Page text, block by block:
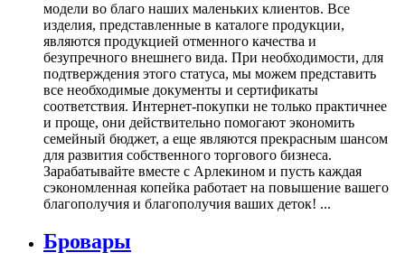
модели во благо наших маленьких клиентов. Все
изделия, представленные в каталоге продукции,
являются продукцией отменного качества и
безупречного внешнего вида. При необходимости, для
подтверждения этого статуса, мы можем представить
все необходимые документы и сертификаты
соответствия. Интернет-покупки не только практичнее
и проще, они действительно помогают экономить
семейный бюджет, а еще являются прекрасным шансом
для развития собственного торгового бизнеса.
Зарабатывайте вместе с Арлекином и пусть каждая
сэкономленная копейка работает на повышение вашего
благополучия и благополучия ваших деток! ...
Бровары